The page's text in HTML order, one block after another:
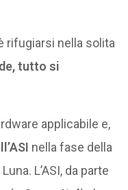
rifugiarsi nella solita
tutto si
applicabile e,
nella fase della
L’ASI, da parte